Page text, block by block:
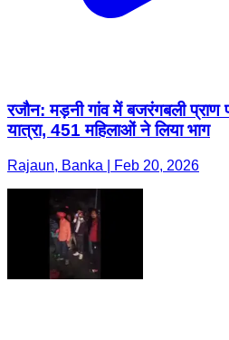
रजौन: मड़नी गांव में बजरंगबली प्राण
यात्रा, 451 महिलाओं ने लिया भाग
Rajaun, Banka | Feb 20, 2026